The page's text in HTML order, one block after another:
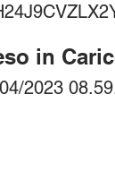
in
2023